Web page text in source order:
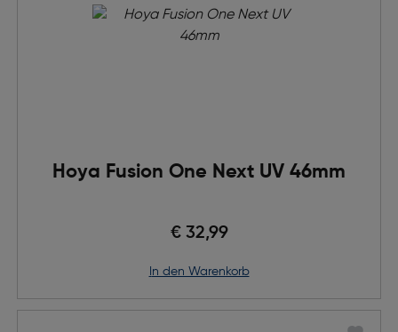
Hoya Fusion One Next UV 46mm
€ 32,99
in den Warenkorb